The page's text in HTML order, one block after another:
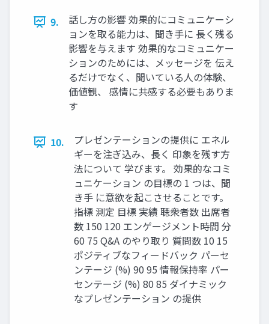
9.
話し方の影響 効果的にコミュニケーシ
ョンを取る能力は、聞き手に 長く残る
影響を与えます 効果的なコミュニケー
ションのためには、メッセージを 伝え
るだけでなく、聞いている人の体験、
価値観、 感情に共感する必要もありま
す
10.
プレゼンテーションの提供に エネル
ギーを注ぎ込み、長く 印象を残す方
法について 学びます。 効果的なコミ
ュニケーション の目標の 1 つは、聞
き手 に意欲を起こさせることです。
指標 測定 目標 実績 聴衆者数 出席者
数 150 120 エンゲージメント時間 分
60 75 Q&A のやり取り 質問数 10 15
ポジティブなフィードバック パーセ
ンテージ (%) 90 95 情報保持率 パー
センテージ (%) 80 85 ダイナミック
なプレゼンテーション の提供